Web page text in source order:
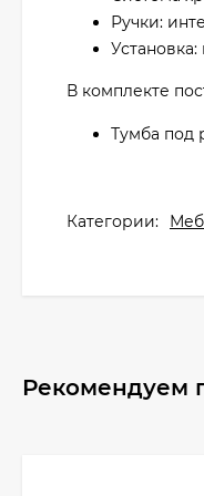
Ручки:
Установка:
В комплекте
Тумба под
Категории:
Рекомендуем